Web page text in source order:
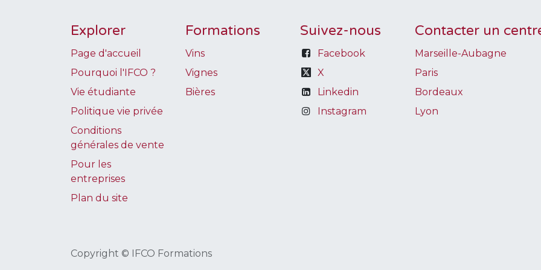
Explorer
Page d'accueil
Pourquoi l'IFCO ?
Vie étudiante
Politique vie privée
Conditions
générales de vente
Pour les
entreprises
Plan du site
Formations
Vins
Vignes
Bières
Suivez-nous
Facebook
X
Linkedin
Instagram
Contacter un
Marseille-Aubagne
Paris
Bordeaux
Lyon
Copyright © IFCO Formations